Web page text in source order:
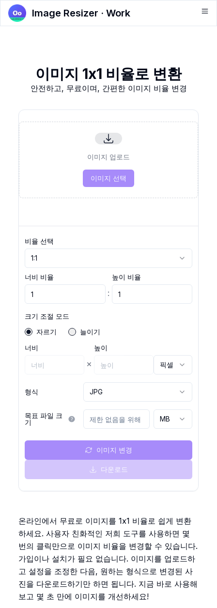
Image Resizer · Work
이미지 1x1 비율로 변환
안전하고, 무료이며, 간편한 이미지 비율 변경
이미지 업로드
이미지 선택
비율 선택
1:1
너비 비율
:
높이 비율
크기 조절 모드
자르기
늘이기
너비
×
높이
픽셀
형식 JPG
목표 파일 크
기
MB
이미지 변경
다운로드
온라인에서 무료로 이미지를 1x1 비율로 쉽게 변환
하세요. 사용자 친화적인 저희 도구를 사용하면 몇
번의 클릭만으로 이미지 비율을 변경할 수 있습니다.
가입이나 설치가 필요 없습니다. 이미지를 업로드하
고 설정을 조정한 다음, 원하는 형식으로 변경된 사
진을 다운로드하기만 하면 됩니다. 지금 바로 사용해
보고 몇 초 만에 이미지를 개선하세요!